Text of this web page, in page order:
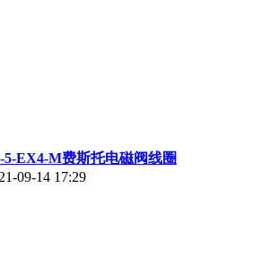
EX4-M费斯托电磁阀线圈
09-14 17:29